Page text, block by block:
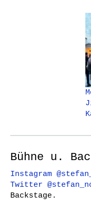
Bühne u.
Instagram
Twitter
Backstage.